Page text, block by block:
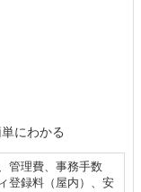
にわかる
管理費、事務手数
登録料（屋内）、安